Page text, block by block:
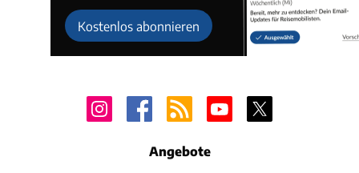
Kostenlos abonnieren
Angebote